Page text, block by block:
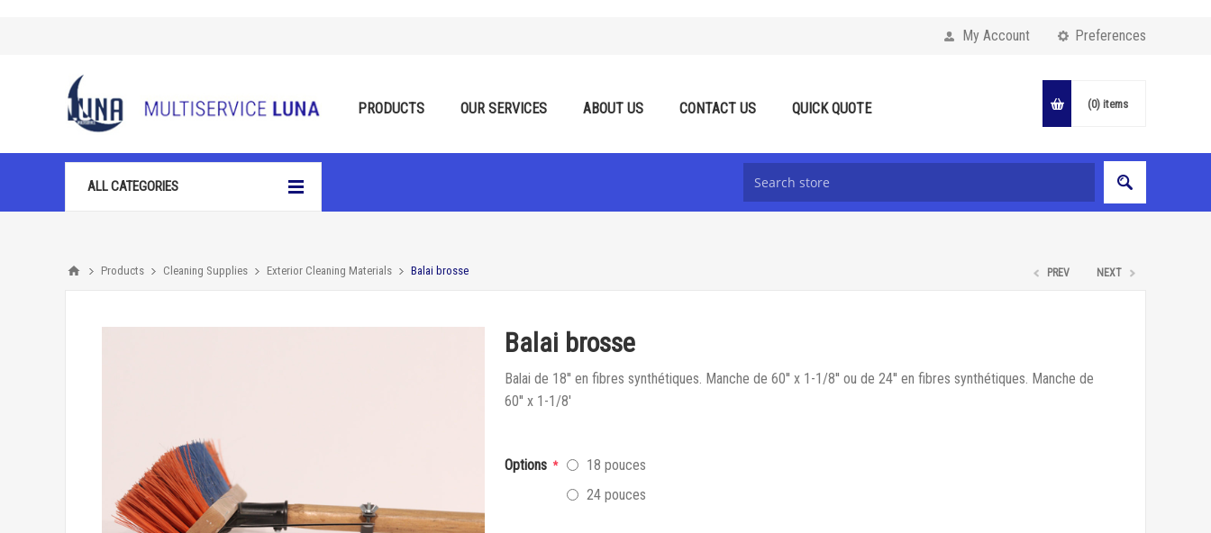
Preferences
My Account
PRODUCTS OUR SERVICES ABOUT US CONTACT US QUICK QUOTE (0) items
ALL CATEGORIES
Products Cleaning Supplies Exterior Cleaning Materials Balai brosse PREV NEXT
Balai brosse
Balai de 18'' en fibres synthétiques. Manche de 60'' x 1-1/8'' ou de 24'' en fibres synthétiques. Manche de
60'' x 1-1/8'
Options *
18 pouces
24 pouces